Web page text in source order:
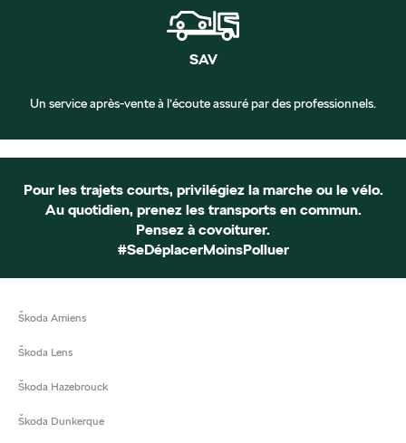
SAV
Un service après-vente à l’écoute assuré par des professionnels.
Pour les trajets courts, privilégiez la marche ou le vélo.
Au quotidien, prenez les transports en commun.
Pensez à covoiturer.
#SeDéplacerMoinsPolluer
Škoda Amiens
Škoda Lens
Škoda Hazebrouck
Škoda Dunkerque